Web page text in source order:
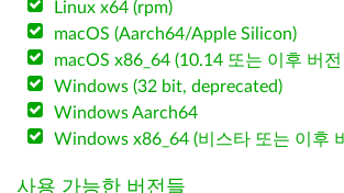
Linux x64 (rpm)
macOS (Aarch64/Apple Silicon)
macOS x86_64 (10.14 또는 이후 버
Windows (32 bit, deprecated)
Windows Aarch64
Windows x86_64 (비스타 또는 이후
사용 가능한 버전들